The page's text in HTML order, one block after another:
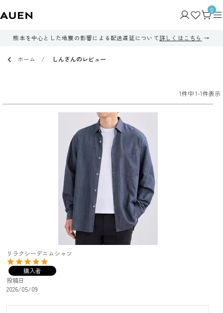
0
熊本を中心とした地震の影響による配送遅延について詳しくはこちら
ホーム しんさんのレビュー
1件中1-1件表示
リラクシーデニムシャツ
購入者
投稿日
2026/05/09